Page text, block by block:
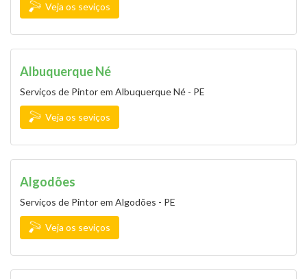
Veja os seviços
Albuquerque Né
Serviços de Pintor em Albuquerque Né - PE
Veja os seviços
Algodões
Serviços de Pintor em Algodões - PE
Veja os seviços